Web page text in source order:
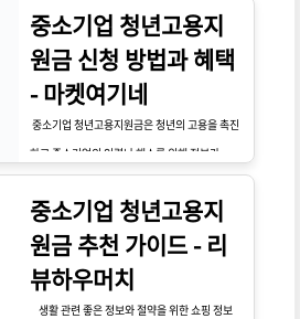
중소기업 청년고용지
원금 신청 방법과 혜택
- 마켓여기네
중소기업 청년고용지원금은 청년의 고용을 촉진
하고 중소기업의 인력난 해소를 위해 정부가 지원
중소기업에 지급되며, 기업이 청년을 채용할 때
발생하는 인건비 부담을 덜어줍니다. 이를 통해
청년들은 안정적인 일자리를 얻을 수 있으며, 중
소기업은 우수한 인재를 확보할 수 있는 기회를
중소기업 청년고용지
원금 추천 가이드 - 리
뷰하우머치
생활 관련 좋은 정보와 절약을 위한 쇼핑 정보